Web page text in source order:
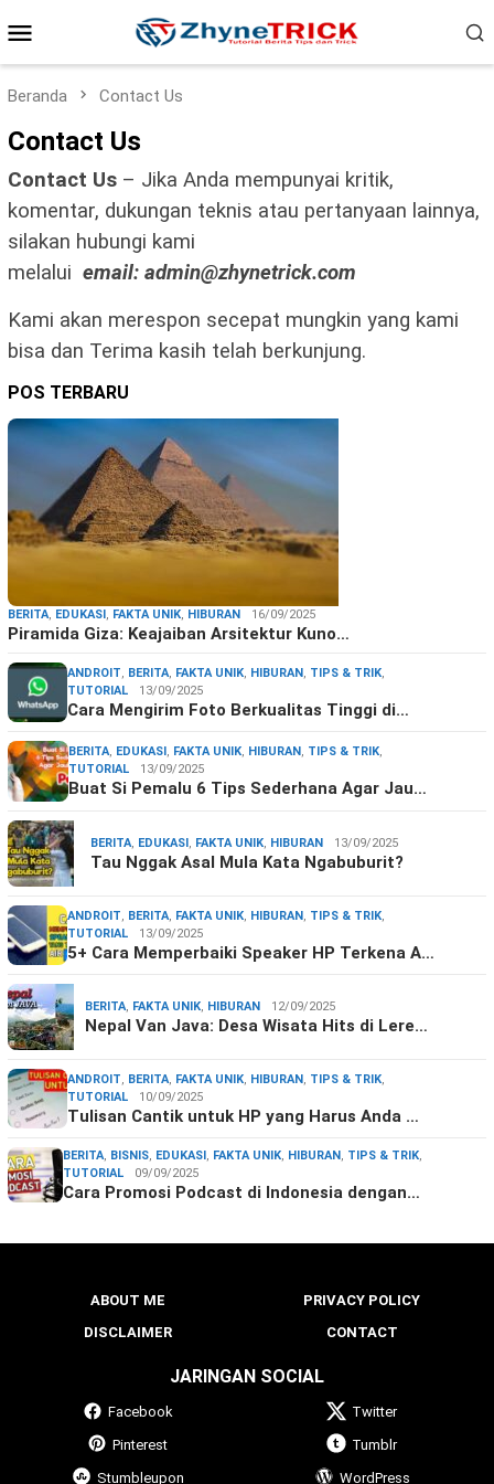
ke
Mobile
Beranda Contact Us
Contact Us
Contact Us – Jika Anda mempunyai kritik,
komentar, dukungan teknis atau pertanyaan lainnya,
silakan hubungi kami
melalui email: admin@zhynetrick.com
Kami akan merespon secepat mungkin yang kami
bisa dan Terima kasih telah berkunjung.
POS TERBARU
BERITA, EDUKASI, FAKTA UNIK, HIBURAN 16/09/2025
Piramida Giza: Keajaiban Arsitektur Kuno…
ANDROIT, BERITA, FAKTA UNIK, HIBURAN, TIPS & TRIK,
TUTORIAL
13/09/2025
Cara Mengirim Foto Berkualitas Tinggi di…
BERITA, EDUKASI, FAKTA UNIK, HIBURAN, TIPS & TRIK,
TUTORIAL
13/09/2025
Buat Si Pemalu 6 Tips Sederhana Agar Jau…
BERITA, EDUKASI, FAKTA UNIK, HIBURAN 13/09/2025
Tau Nggak Asal Mula Kata Ngabuburit?
ANDROIT, BERITA, FAKTA UNIK, HIBURAN, TIPS & TRIK,
TUTORIAL
13/09/2025
5+ Cara Memperbaiki Speaker HP Terkena A…
BERITA, FAKTA UNIK, HIBURAN 12/09/2025
Nepal Van Java: Desa Wisata Hits di Lere…
ANDROIT, BERITA, FAKTA UNIK, HIBURAN, TIPS & TRIK,
TUTORIAL
10/09/2025
Tulisan Cantik untuk HP yang Harus Anda …
BERITA, BISNIS, EDUKASI, FAKTA UNIK, HIBURAN, TIPS & TRIK,
TUTORIAL
09/09/2025
Cara Promosi Podcast di Indonesia dengan…
ABOUT ME
PRIVACY POLICY
DISCLAIMER
CONTACT
JARINGAN SOCIAL
Facebook
Twitter
Pinterest
Tumblr
Stumbleupon
WordPress